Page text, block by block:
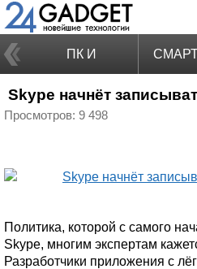
ПК И
НОУТБУКИ
Skype начнёт
Просмотров: 9 498
Политика, которой с самого
Skype, многим экспертам
Разработчики приложения с